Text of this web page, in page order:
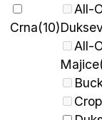
Crna(10)
All-
All-
Majice